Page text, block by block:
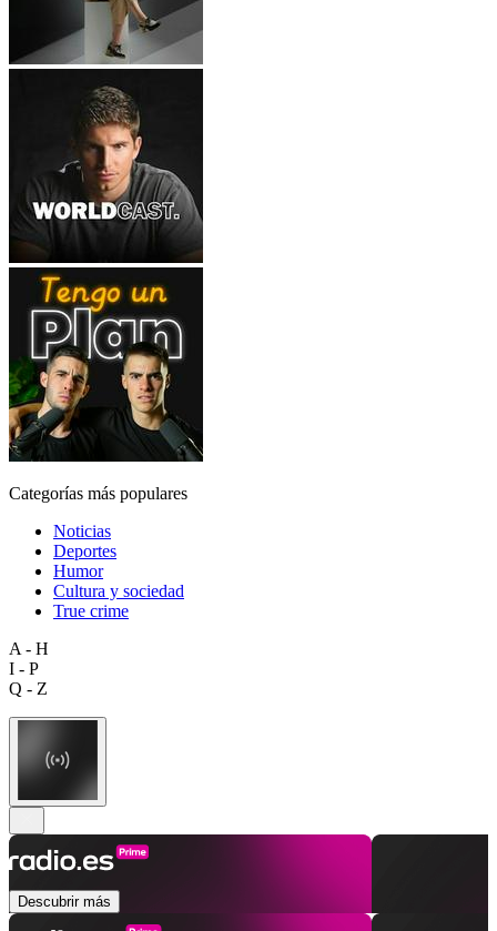
Categorías más populares
Noticias
Deportes
Humor
Cultura y sociedad
True crime
A - H
I - P
Q - Z
Descubrir más